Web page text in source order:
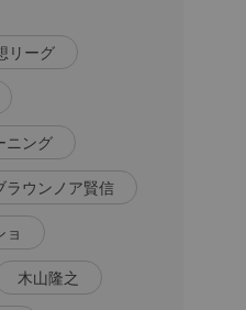
リーグ
ニング
ラウンノア賢信
ョ
木山隆之